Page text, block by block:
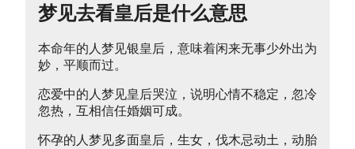
梦见去看皇后是什么意思
本命年的人梦见银皇后，意味着闲来无事少外出为
妙，平顺而过。
恋爱中的人梦见皇后哭泣，说明心情不稳定，忽冷
忽热，互相信任婚姻可成。
怀孕的人梦见多面皇后，生女，伐木忌动土，动胎